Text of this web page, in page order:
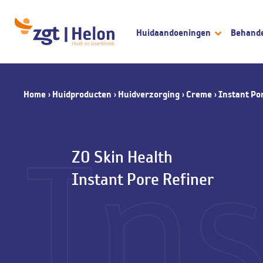
Huidaandoeningen
Home › Huidproducten › Huidverzorging › Creme ›Instant
ZO Skin Health
Instant Pore Refiner